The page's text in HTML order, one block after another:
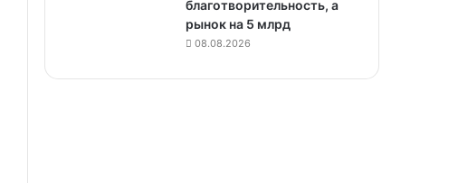
благотворительность, а
рынок на 5 млрд
08.08.2026